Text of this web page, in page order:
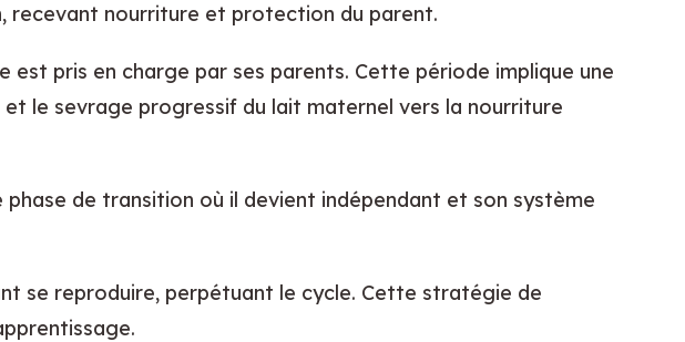
recevant nourriture et protection du parent.
est pris en charge par ses parents. Cette période implique une
le sevrage progressif du lait maternel vers la nourriture
de transition où il devient indépendant et son système
se reproduire, perpétuant le cycle. Cette stratégie de